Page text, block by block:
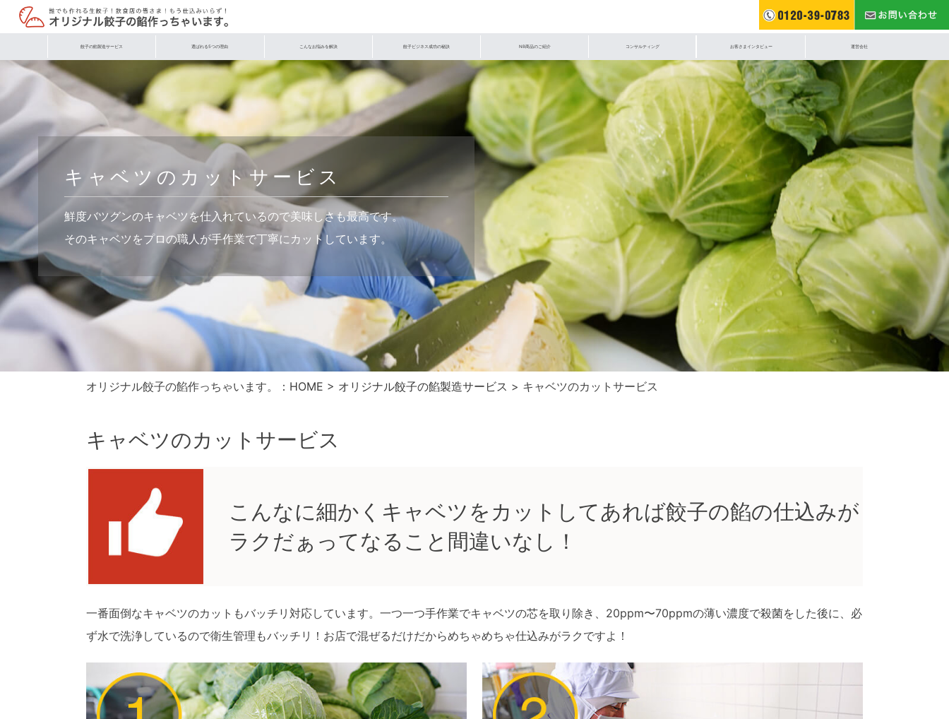
餃子の餡製造サービス 選ばれる5つの理由 こんなお悩みを解決 餃子ビジネス成功の秘訣 NB商品のご紹介 コンサルティング お客さまインタビュー 運営会社
キャベツのカットサービス
鮮度バツグンのキャベツを仕入れているので美味しさも最高です。
そのキャベツをプロの職人が手作業で丁寧にカットしています。
オリジナル餃子の餡作っちゃいます。： HOME > オリジナル餃子の餡製造サービス > キャベツのカットサービス
キャベツのカットサービス
こんなに細かくキャベツをカットしてあれば餃子の餡の仕込みが
ラクだぁってなること間違いなし！
一番面倒なキャベツのカットもバッチリ対応しています。一つ一つ手作業でキャベツの芯を取り除き、20ppm〜70ppmの薄い濃度で殺菌をした後に、必
ず水で洗浄しているので衛生管理もバッチリ！お店で混ぜるだけだからめちゃめちゃ仕込みがラクですよ！